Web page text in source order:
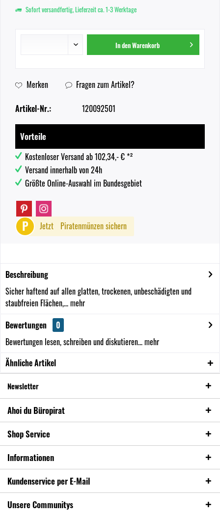
Sofort versandfertig, Lieferzeit ca. 1-3 Werktage
In denWarenkorb
Merken Fragen zum Artikel?
Artikel-Nr.: 120092501
Vorteile
Kostenloser Versand ab 102,34,- € *²
Versand innerhalb von 24h
Größte Online-Auswahl im Bundesgebiet
P Jetzt Piratenmünzen sichern
Beschreibung
Sicher haftend auf allen glatten, trockenen, unbeschädigten und
staubfreien Flächen,...mehr
Bewertungen
0
Bewertungen lesen, schreiben und diskutieren...mehr
Ähnliche Artikel
Newsletter
Ahoi du Büropirat
Shop Service
Informationen
Kundenservice per E-Mail
Unsere Communitys